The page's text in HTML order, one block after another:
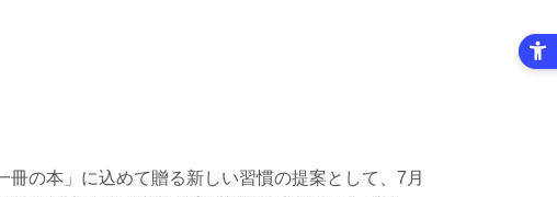
の本」に込めて贈る新しい習慣の提案として、7月